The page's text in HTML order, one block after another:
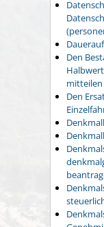
Den
mitteilen
Den